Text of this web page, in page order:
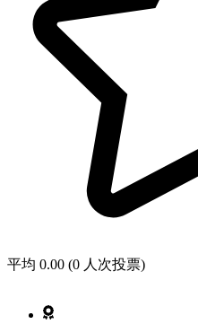
平均 0.00 (0 人次投票)